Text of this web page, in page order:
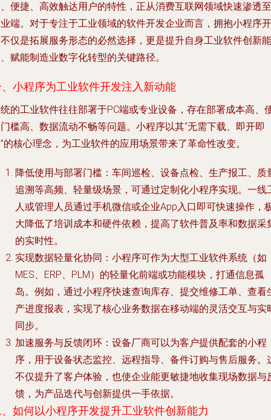
便捷、高效触达用户的特性，正从消费互联网领域快速渗透至
端。对于专注于工业领域的软件开发企业而言，拥抱小程序开
仅是拓展服务形态的必然选择，更是提升自身工业软件创新能
赋能制造业数字化转型的关键路径。
小程序为工业软件开发注入新动能
的工业软件往往部署于PC端或专业设备，存在部署成本高、
槛高、数据流动不畅等问题。小程序以其“无需下载、即开即
的核心理念，为工业软件的应用场景带来了革命性改变。
降低使用与部署门槛 ：车间巡检、设备点检、生产报工、质
追溯等高频、轻量级场景，可通过定制化小程序实现。一线
人或管理人员通过手机微信或企业App入口即可快速操作，
大降低了培训成本和硬件依赖，提高了软件普及率和数据采
的实时性。
实现数据轻量化协同 ：小程序可作为大型工业软件系统（如
MES、ERP、PLM）的轻量化前端或功能模块，打通信息孤
岛。例如，通过小程序快速查询库存、提交维修工单、查看
产进度报表，实现了核心业务数据在移动端的灵活交互与实
同步。
加速服务与反馈闭环 ：设备厂商可以为客户提供配套的小程
序，用于设备状态监控、远程指导、备件订购与售后服务。
不仅提升了客户体验，也使企业能更敏捷地收集现场数据与
馈，为产品迭代与创新提供一手依据。
如何以小程序开发提升工业软件创新能力